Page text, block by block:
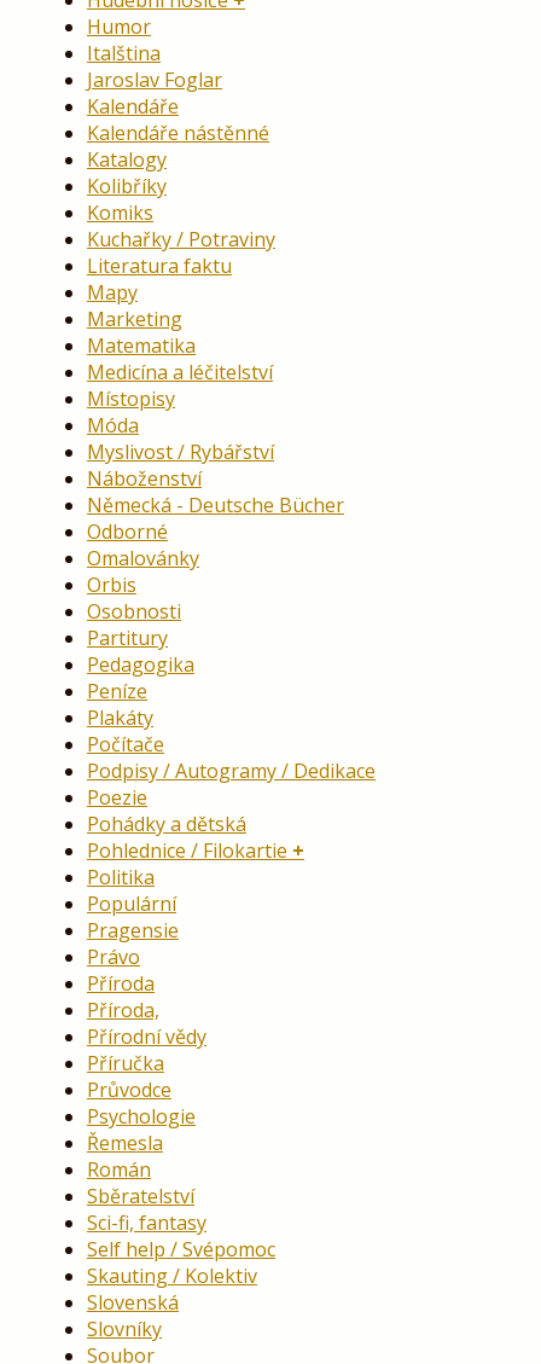
Humor
Italština
Jaroslav Foglar
Kalendáře
Kalendáře nástěnné
Katalogy
Kolibříky
Komiks
Kuchařky / Potraviny
Literatura faktu
Mapy
Marketing
Matematika
Medicína a léčitelství
Místopisy
Móda
Myslivost / Rybářství
Náboženství
Německá - Deutsche Bücher
Odborné
Omalovánky
Orbis
Osobnosti
Partitury
Pedagogika
Peníze
Plakáty
Počítače
Podpisy / Autogramy / Dedikace
Poezie
Pohádky a dětská
Pohlednice / Filokartie
Politika
Populární
Pragensie
Právo
Příroda
Příroda,
Přírodní vědy
Příručka
Průvodce
Psychologie
Řemesla
Román
Sběratelství
Sci-fi, fantasy
Self help / Svépomoc
Skauting / Kolektiv
Slovenská
Slovníky
Soubor